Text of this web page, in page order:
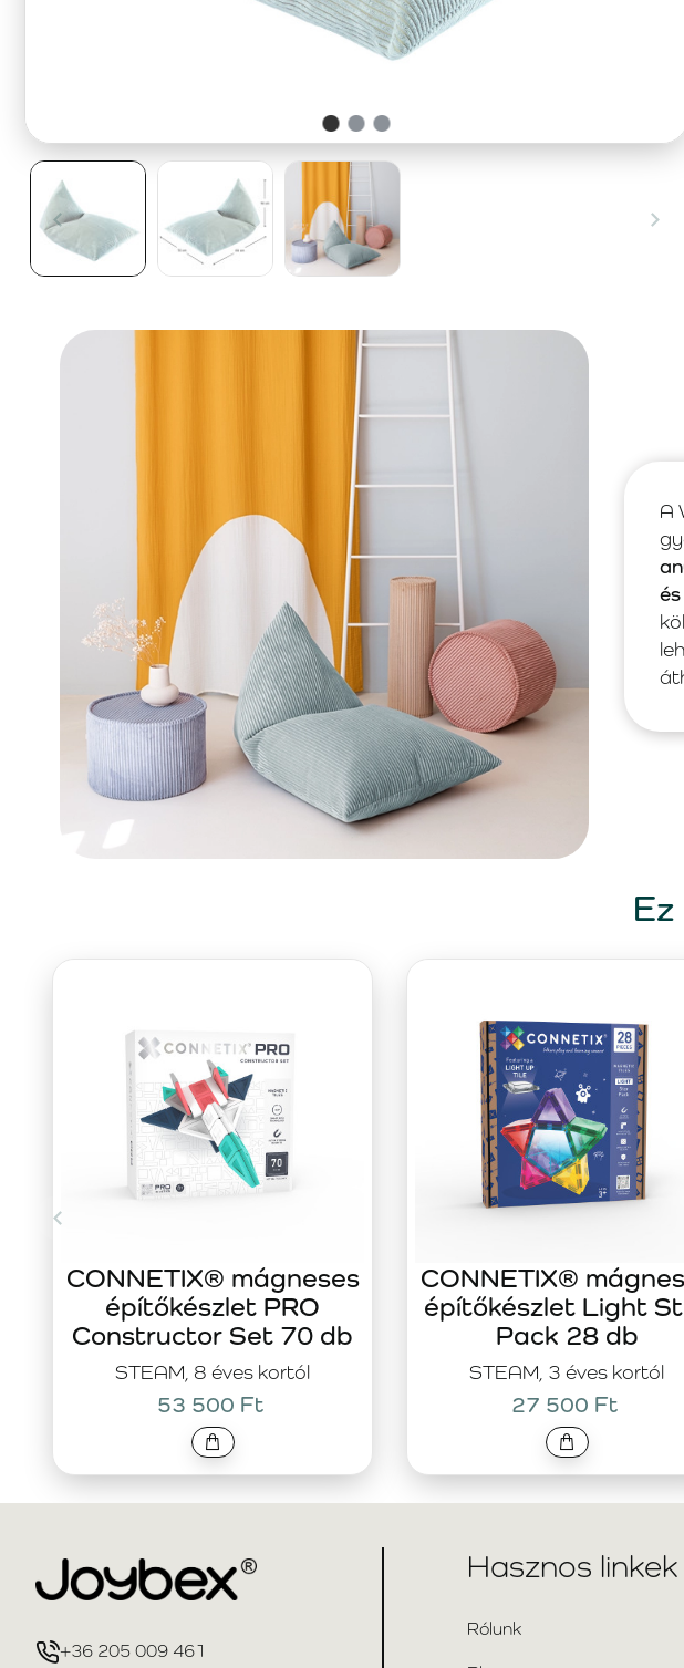
A
STEAM, 8 éves kortól
CONNETIX® mágneses
építőkészlet PRO
Constructor Set 70 db
53 500 Ft
STEAM, 3 éves kortól
CONNETIX®
építőkészlet Light
Pack 28 db
27 500 Ft
+36 205 009 461
Hasznos linkek
Rólunk